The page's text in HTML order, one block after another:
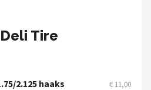
Tire
2.125 haaks € 11,00